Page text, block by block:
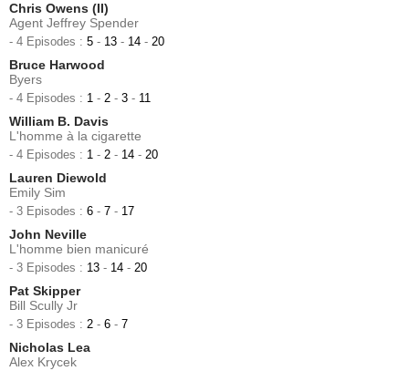
Chris Owens (II)
Agent Jeffrey Spender
- 4 Episodes : 5 - 13 - 14 - 20
Bruce Harwood
Byers
- 4 Episodes : 1 - 2 - 3 - 11
William B. Davis
L'homme à la cigarette
- 4 Episodes : 1 - 2 - 14 - 20
Lauren Diewold
Emily Sim
- 3 Episodes : 6 - 7 - 17
John Neville
L'homme bien manicuré
- 3 Episodes : 13 - 14 - 20
Pat Skipper
Bill Scully Jr
- 3 Episodes : 2 - 6 - 7
Nicholas Lea
Alex Krycek